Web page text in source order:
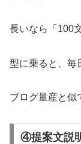
長いなら「100
型に乗ると、毎
ブログ量産と似
④提案文説